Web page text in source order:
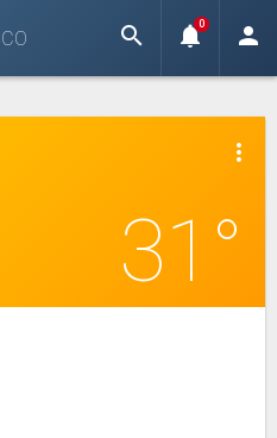
CO search notifications
0 person
more_vert
31°